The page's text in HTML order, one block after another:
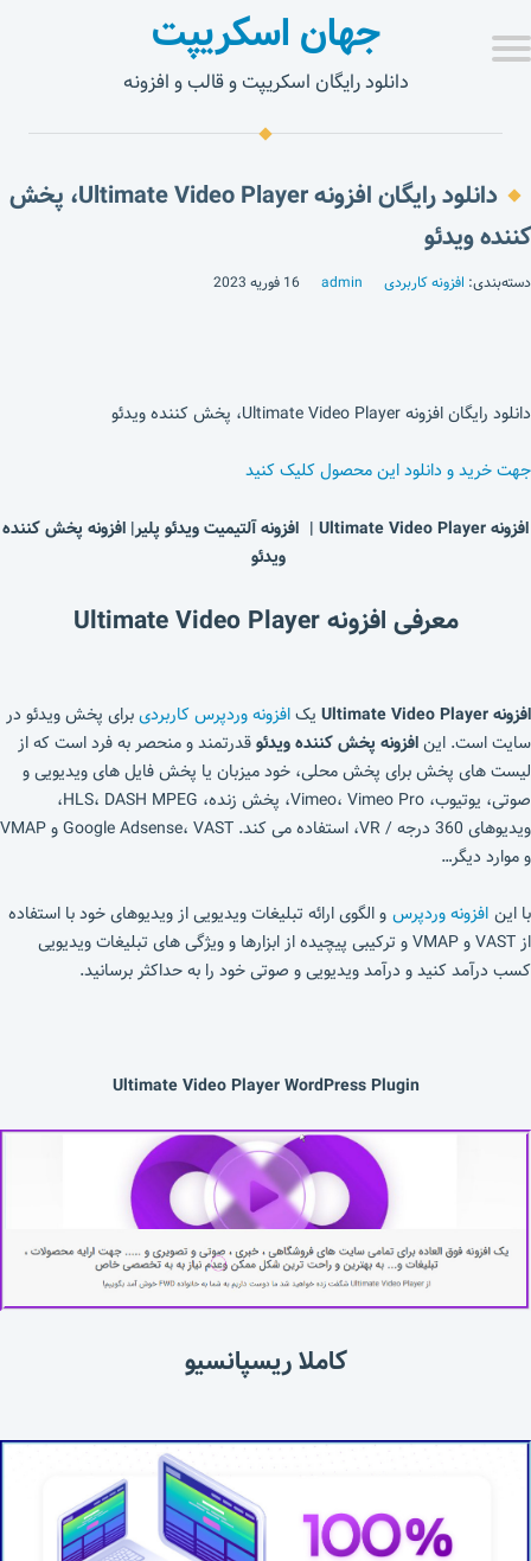
جهان اسکریپت
دانلود رایگان اسکریپت و قالب و افزونه
دانلود رایگان افزونه Ultimate Video Player، پخش
کننده ویدئو
دسته‌بندی: افزونه کاربردی admin 16 فوریه 2023
دانلود رایگان افزونه Ultimate Video Player، پخش کننده ویدئو
جهت خرید و دانلود این محصول کلیک کنید
افزونه Ultimate Video Player | افزونه آلتیمیت ویدئو پلیر
| افزونه پخش کننده
ویدئو
معرفی افزونه Ultimate Video Player
افزونه Ultimate Video Player یکافزونه وردپرس کاربردیبرای پخش ویدئو در
سایت است. اینافزونه پخش کننده ویدئوقدرتمند و منحصر به فرد است که از
لیست های پخش برای پخش محلی، خود میزبان یا پخش فایل های ویدیویی و
صوتی، یوتیوب، Vimeo، Vimeo Pro، پخش زنده، HLS، DASH MPEG،
ویدیوهای 360 درجه / VR، استفاده می کند. Google Adsense، VAST و VMAP
و موارد دیگر…
با این افزونه وردپرس والگوی ارائه تبلیغات ویدیویی از ویدیوهای خود با استفاده
از VAST و VMAP و ترکیبی پیچیده از ابزارها و ویژگی های تبلیغات ویدیویی
کسب درآمد کنید و درآمد ویدیویی و صوتی خود را به حداکثر برسانید.
Ultimate Video Player WordPress Plugin
کاملا ریسپانسیو